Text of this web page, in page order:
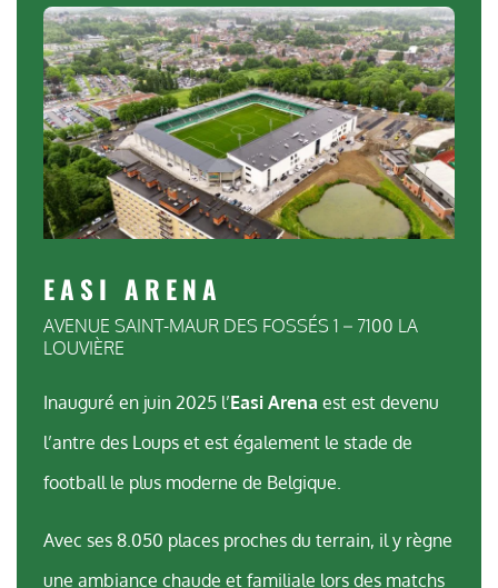
EASI ARENA
AVENUE SAINT-MAUR DES FOSSÉS 1 – 7100 LA
LOUVIÈRE
Inauguré en juin 2025 l’Easi Arena est est devenu
l’antre des Loups et est également le stade de
football le plus moderne de Belgique.
Avec ses 8.050 places proches du terrain, il y règne
une ambiance chaude et familiale lors des matchs